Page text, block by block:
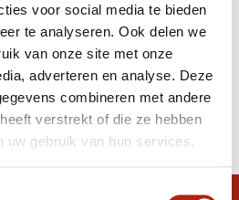
voor social media te bieden
te analyseren. Ook delen we
van onze site met onze
adverteren en analyse. Deze
combineren met andere
verstrekt of die ze hebben
uw gebruik van hun services.
Producten getagd met
Battle rope 9 m x 3